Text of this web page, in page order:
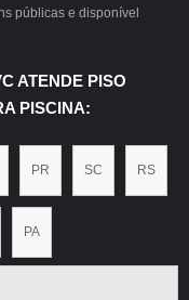
públicas e disponível
ATENDE PISO
PISCINA:
PR SC RS
PA